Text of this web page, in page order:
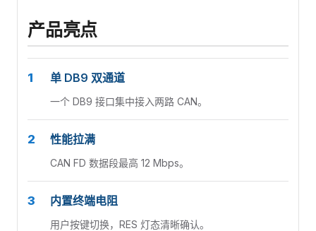
产品亮点
1 单 DB9 双通道
一个 DB9 接口集中接入两路 CAN。
2 性能拉满
CAN FD 数据段最高 12 Mbps。
3 内置终端电阻
用户按键切换，RES 灯态清晰确认。